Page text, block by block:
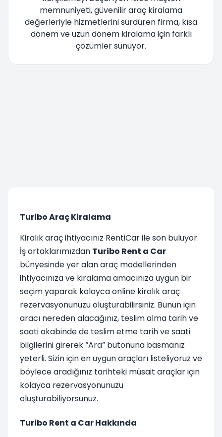
memnuniyeti, güvenilir araç kiralama
değerleriyle hizmetlerini sürdüren firma, kısa
dönem ve uzun dönem kiralama için farklı
çözümler sunuyor.
Turibo Araç Kiralama
Kiralık araç ihtiyacınız RentiCar ile son buluyor.
İş ortaklarımızdan Turibo Rent a Car
bünyesinde yer alan araç modellerinden
ihtiyacınıza ve kiralama amacınıza uygun bir
seçim yaparak kolayca online kiralık araç
rezervasyonunuzu oluşturabilirsiniz. Bunun için
aracı nereden alacağınız, teslim alma tarih ve
saati akabinde de teslim etme tarih ve saati
bilgilerini girerek “Ara” butonuna basmanız
yeterli. Sizin için en uygun araçları listeliyoruz ve
böylece aradığınız tarihteki müsait araçlar için
kolayca rezervasyonunuzu
oluşturabiliyorsunuz.
Turibo Rent a Car Hakkında